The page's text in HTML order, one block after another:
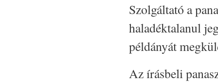
Szolgáltató a
haladéktalanul
példányát
Az írásbeli